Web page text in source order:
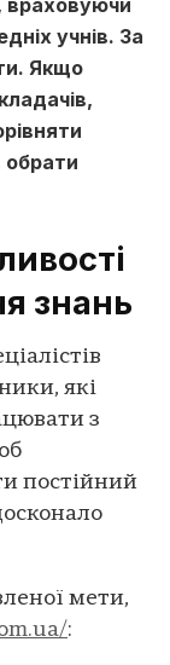
враховуючи
учнів. За
Якщо
знань
які
з
постійний
мети,
: